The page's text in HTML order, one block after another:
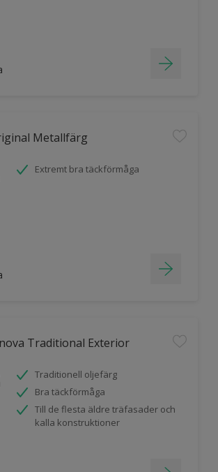
Metallfärg
Extremt bra täckförmåga
Traditional Exterior
Traditionell oljefärg
Bra täckförmåga
Till de flesta äldre träfasader och
kalla konstruktioner